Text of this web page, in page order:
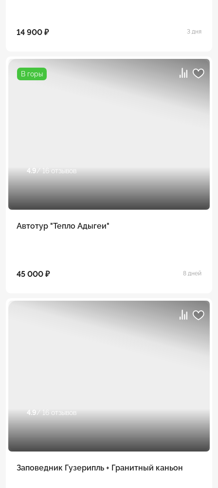
14 900 ₽ 3 дня
В горы
4.9/ 16 отзывов
Автотур "Тепло Адыгеи"
45 000 ₽ 8 дней
4.9/ 16 отзывов
Заповедник Гузерипль + Гранитный каньон